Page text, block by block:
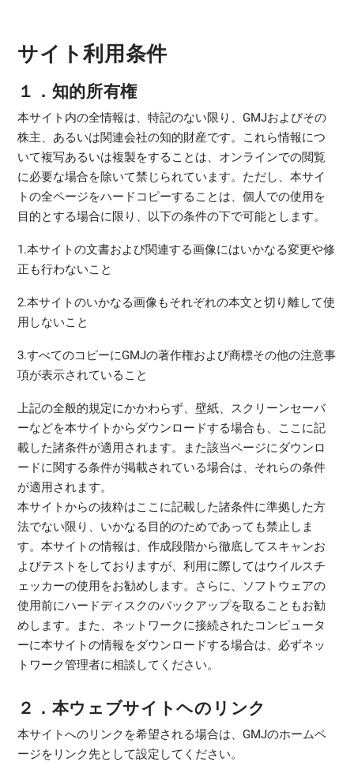
サイト利用条件
１．知的所有権
本サイト内の全情報は、特記のない限り、GMJおよびその
株主、あるいは関連会社の知的財産です。これら情報につ
いて複写あるいは複製をすることは、オンラインでの閲覧
に必要な場合を除いて禁じられています。ただし、本サイ
トの全ページをハードコピーすることは、個人での使用を
目的とする場合に限り、以下の条件の下で可能とします。
1.本サイトの文書および関連する画像にはいかなる変更や修
正も行わないこと
2.本サイトのいかなる画像もそれぞれの本文と切り離して使
用しないこと
3.すべてのコピーにGMJの著作権および商標その他の注意事
項が表示されていること
上記の全般的規定にかかわらず、壁紙、スクリーンセーバ
ーなどを本サイトからダウンロードする場合も、ここに記
載した諸条件が適用されます。また該当ページにダウンロ
ードに関する条件が掲載されている場合は、それらの条件
が適用されます。
本サイトからの抜粋はここに記載した諸条件に準拠した方
法でない限り、いかなる目的のためであっても禁止しま
す。本サイトの情報は、作成段階から徹底してスキャンお
よびテストをしておりますが、利用に際してはウイルスチ
ェッカーの使用をお勧めします。さらに、ソフトウェアの
使用前にハードディスクのバックアップを取ることもお勧
めします。また、ネットワークに接続されたコンピュータ
ーに本サイトの情報をダウンロードする場合は、必ずネッ
トワーク管理者に相談してください。
２．本ウェブサイトヘのリンク
本サイトへのリンクを希望される場合は、GMJのホームペ
ージをリンク先として設定してください。